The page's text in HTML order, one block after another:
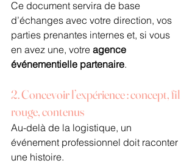
Ce document servira de base
d’échanges avec votre direction, vos
parties prenantes internes et, si vous
en avez une, votre agence
événementielle partenaire.
2. Concevoir l’expérience : concept, fil
rouge, contenus
Au-delà de la logistique, un
événement professionnel doit raconter
une histoire.